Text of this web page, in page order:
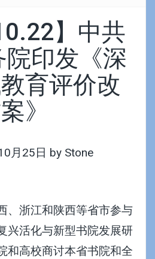
】中共
院印发《深
育评价改
》
月25日 by Stone
、浙江和陕西等省市参与
兴活化与新型书院发展研
和高校商讨本省书院和全